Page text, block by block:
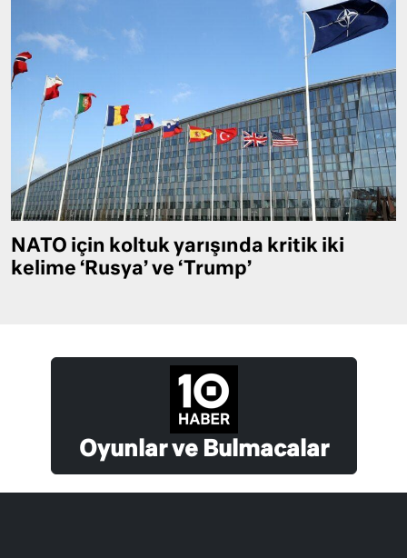
NATO için koltuk yarışında kritik iki
kelime ‘Rusya’ ve ‘Trump’
Oyunlar ve Bulmacalar